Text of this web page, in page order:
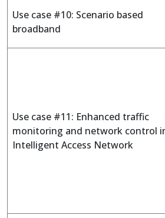
Use case #10: Scenario based
broadband
Use case #11: Enhanced traffic
monitoring and network control
Intelligent Access Network